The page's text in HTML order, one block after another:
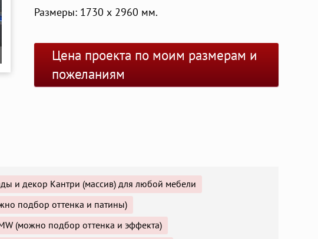
Размеры: 1730 х 2960 мм.
Цена проекта по моим размерам и
пожеланиям
и декор Кантри (массив) для любой мебели
подбор оттенка и патины)
(можно подбор оттенка и эффекта)